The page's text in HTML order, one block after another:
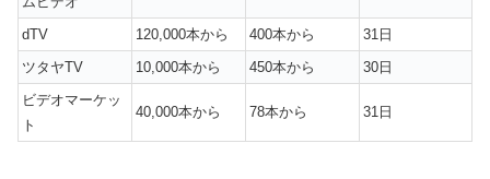
dTV 120,000本から 400本から
31日
ツタヤTV
10,000本から 450本から
30日
ビデオマーケッ
ト
40,000本から 78本から 31日